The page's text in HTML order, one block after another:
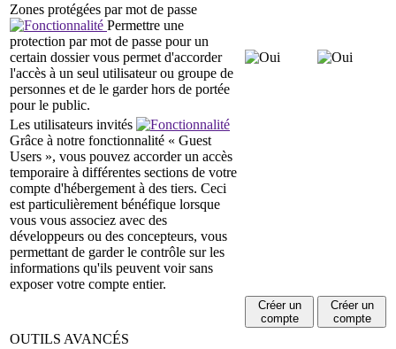
Zones protégées par mot de passe
Permettre une
protection par mot de passe pour un
certain dossier vous permet d'accorder
l'accès à un seul utilisateur ou groupe de
personnes et de le garder hors de portée
pour le public.
Les utilisateurs invités
Grâce à notre fonctionnalité « Guest
Users », vous pouvez accorder un accès
temporaire à différentes sections de votre
compte d'hébergement à des tiers. Ceci
est particulièrement bénéfique lorsque
vous vous associez avec des
développeurs ou des concepteurs, vous
permettant de garder le contrôle sur les
informations qu'ils peuvent voir sans
exposer votre compte entier.
Créer un
compte
Créer un
compte
OUTILS AVANCÉS